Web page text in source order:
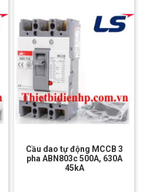
Cầu dao tự động MCCB 3
pha ABN803c 500A, 630A
45kA